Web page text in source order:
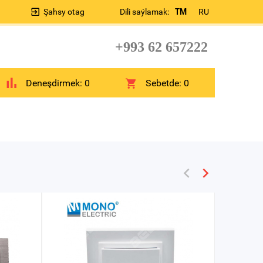
Dili saýlamak: TM RU
Şahsy otag
+993 62 657222
Deneşdirmek: 0 Sebetde:0